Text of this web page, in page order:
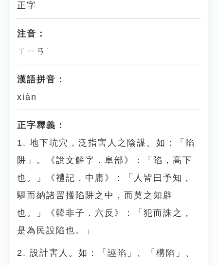
正字
注音：
ㄒㄧㄢˋ
漢語拼音：
xiàn
正字釋義：
1. 地下坑穴，泛指害人之陰謀。如：「陷
阱」。《說文解字．阜部》：「陷，高下
也。」《禮記．中庸》：「人皆曰予知，
驅而納諸罟擭陷阱之中，而莫之知辟
也。」《韓非子．六反》：「犯而誅之，
是為民設陷也。」
2. 設計害人。如：「誣陷」、「構陷」、